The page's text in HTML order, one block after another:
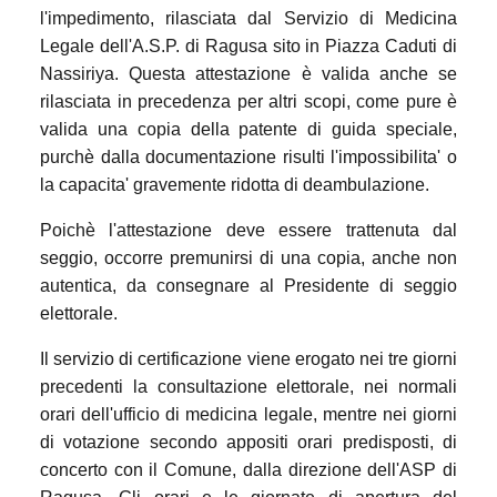
l'impedimento, rilasciata dal Servizio di Medicina
Legale dell'A.S.P. di Ragusa sito in Piazza Caduti di
Nassiriya. Questa attestazione è valida anche se
rilasciata in precedenza per altri scopi, come pure è
valida una copia della patente di guida speciale,
purchè dalla documentazione risulti l'impossibilita' o
la capacita' gravemente ridotta di deambulazione.
Poichè l'attestazione deve essere trattenuta dal
seggio, occorre premunirsi di una copia, anche non
autentica, da consegnare al Presidente di seggio
elettorale.
Il servizio di certificazione viene erogato nei tre giorni
precedenti la consultazione elettorale, nei normali
orari dell'ufficio di medicina legale, mentre nei giorni
di votazione secondo appositi orari predisposti, di
concerto con il Comune, dalla direzione dell'ASP di